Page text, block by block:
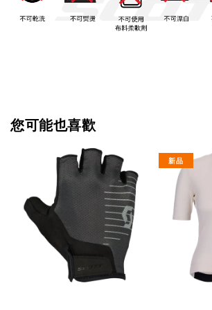
您可能也喜歡
新品